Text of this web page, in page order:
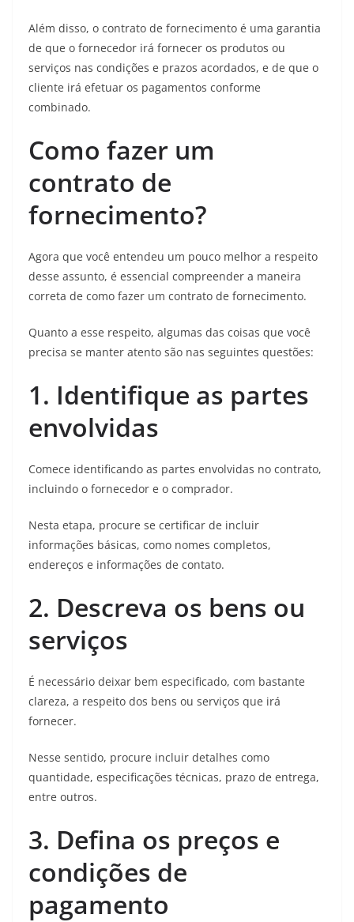
Além disso, o contrato de fornecimento é uma garantia
de que o fornecedor irá fornecer os produtos ou
serviços nas condições e prazos acordados, e de que o
cliente irá efetuar os pagamentos conforme
combinado.
Como fazer um
contrato de
fornecimento?
Agora que você entendeu um pouco melhor a respeito
desse assunto, é essencial compreender a maneira
correta de como fazer um contrato de fornecimento.
Quanto a esse respeito, algumas das coisas que você
precisa se manter atento são nas seguintes questões:
1. Identifique as partes
envolvidas
Comece identificando as partes envolvidas no contrato,
incluindo o fornecedor e o comprador.
Nesta etapa, procure se certificar de incluir
informações básicas, como nomes completos,
endereços e informações de contato.
2. Descreva os bens ou
serviços
É necessário deixar bem especificado, com bastante
clareza, a respeito dos bens ou serviços que irá
fornecer.
Nesse sentido, procure incluir detalhes como
quantidade, especificações técnicas, prazo de entrega,
entre outros.
3. Defina os preços e
condições de
pagamento